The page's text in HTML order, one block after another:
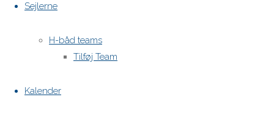
Sejlerne
H-båd teams
Tilføj Team
Kalender